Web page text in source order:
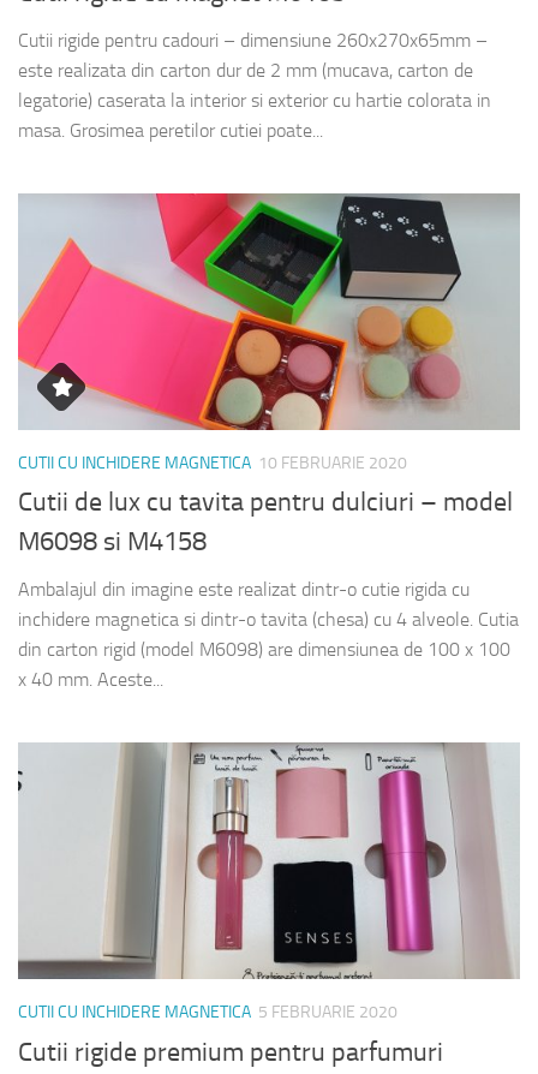
Cutii rigide pentru cadouri – dimensiune 260x270x65mm –
este realizata din carton dur de 2 mm (mucava, carton de
legatorie) caserata la interior si exterior cu hartie colorata in
masa. Grosimea peretilor cutiei poate...
CUTII CU INCHIDERE MAGNETICA 10 FEBRUARIE 2020
Cutii de lux cu tavita pentru dulciuri – model
M6098 si M4158
Ambalajul din imagine este realizat dintr-o cutie rigida cu
inchidere magnetica si dintr-o tavita (chesa) cu 4 alveole. Cutia
din carton rigid (model M6098) are dimensiunea de 100 x 100
x 40 mm. Aceste...
CUTII CU INCHIDERE MAGNETICA 5 FEBRUARIE 2020
Cutii rigide premium pentru parfumuri